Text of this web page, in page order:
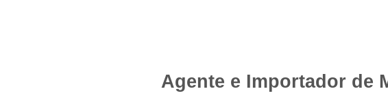
Agente e Importador de